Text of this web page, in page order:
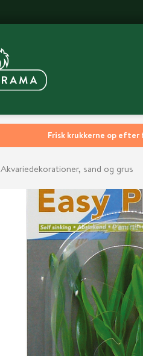
Frisk krukkerne op
Akvariedekorationer, sand og grus